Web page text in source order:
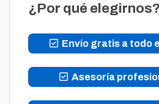
¿Por qué elegirnos?
Envío gratis a todo
Asesoría